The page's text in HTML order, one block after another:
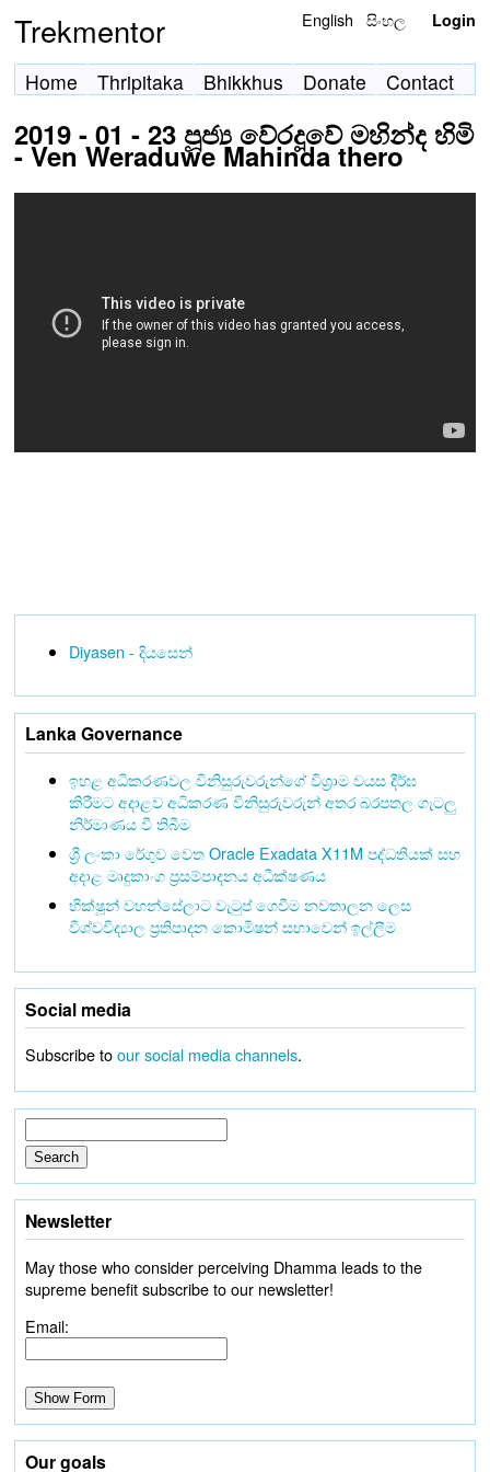
Trekmentor English සිංහල Login
Home Thripitaka Bhikkhus Donate Contact
2019 - 01 - 23 පූජ්‍ය වේරදූවේ මහින්ද හිමි
- Ven Weraduwe Mahinda thero
Diyasen - දියසෙන්
Lanka Governance
ඉහළ අධිකරණවල විනිසුරුවරුන්ගේ විශ්‍රාම වයස දීර්ඝ
කිරීමට අදාළව අධිකරණ විනිසුරුවරුන් අතර බරපතල ගැටලු
නිර්මාණය වී තිබීම
ශ්‍රී ලංකා රේගුව වෙත Oracle Exadata X11M පද්ධතියක් සහ
අදාළ මෘදුකාංග ප්‍රසම්පාදනය අධීක්ෂණය
භික්ෂූන් වහන්සේලාට වැටුප් ගෙවීම නවතාලන ලෙස
විශ්වවිද්‍යාල ප්‍රතිපාදන කොමිෂන් සභාවෙන් ඉල්ලීම
Social media
Subscribe toour social media channels.
Newsletter
May those who consider perceiving Dhamma leads to the
supreme benefit subscribe to our newsletter!
Email:
Our goals